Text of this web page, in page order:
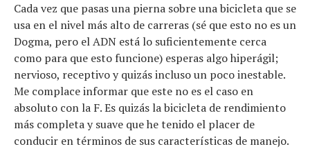
Cada vez que pasas una pierna sobre una bicicleta que se
usa en el nivel más alto de carreras (sé que esto no es un
Dogma, pero el ADN está lo suficientemente cerca
como para que esto funcione) esperas algo hiperágil;
nervioso, receptivo y quizás incluso un poco inestable.
Me complace informar que este no es el caso en
absoluto con la F. Es quizás la bicicleta de rendimiento
más completa y suave que he tenido el placer de
conducir en términos de sus características de manejo.